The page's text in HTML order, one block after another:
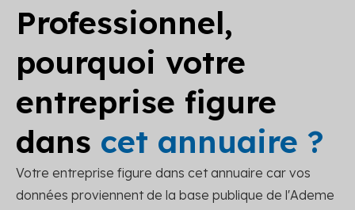
Professionnel,
pourquoi votre
entreprise figure
dans cet annuaire ?
Votre entreprise figure dans cet annuaire car vos
données proviennent de la base publique de l'Ademe